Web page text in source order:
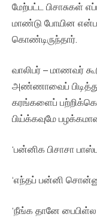
மேற்பட்ட பிசாசுகள்
மாண்டு போயின
கொண்டிருந்தார்.
வாலிபர் – மாணவர்
அண்ணாவைப்
கரங்களைப்
பிய்க்கவுமே
‘பன்னிக பிசாசா
‘எந்தப் பன்னி
‘நீங்க தானே பைபிள்ல